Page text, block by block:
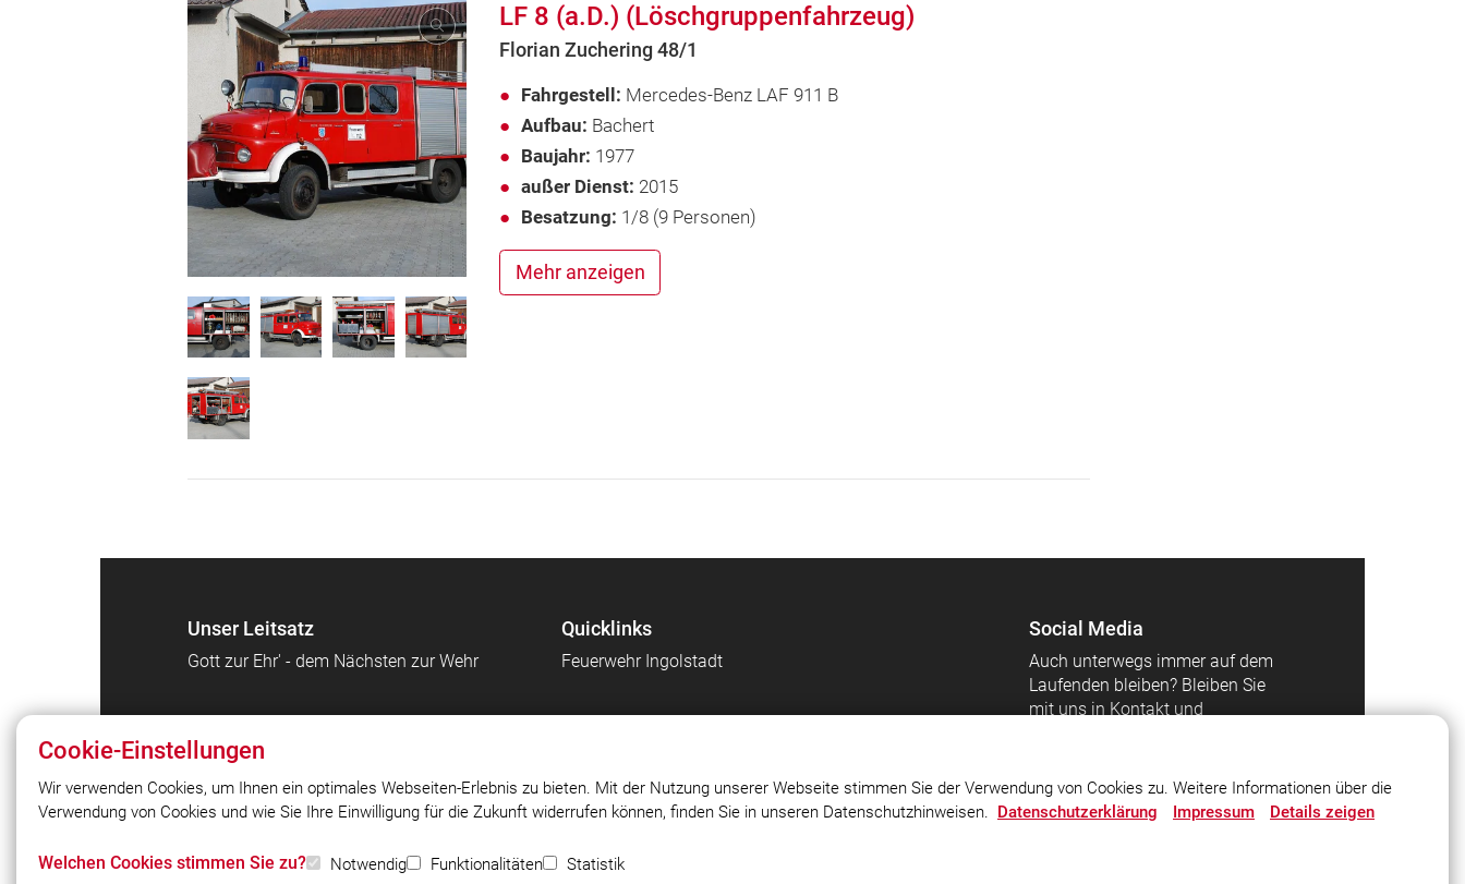
LF 8 (a.D.) (Löschgruppenfahrzeug)
Florian Zuchering 48/1
Fahrgestell: Mercedes-Benz LAF 911 B
Aufbau: Bachert
Baujahr: 1977
außer Dienst: 2015
Besatzung: 1/8 (9 Personen)
Mehr anzeigen
Unser Leitsatz
Gott zur Ehr' - dem Nächsten zur Wehr
Quicklinks
Feuerwehr Ingolstadt
Social Media
Auch unterwegs immer auf dem
Laufenden bleiben? Bleiben Sie
mit uns in Kontakt und
Zuchering e.V.
Cookie-Einstellungen
Wir verwenden Cookies, um Ihnen ein optimales Webseiten-Erlebnis zu bieten. Mit der Nutzung unserer Webseite stimmen Sie der Verwendung von Cookies zu. Weitere Informationen über die
Verwendung von Cookies und wie Sie Ihre Einwilligung für die Zukunft widerrufen können, finden Sie in unseren Datenschutzhinweisen. Datenschutzerklärung Impressum Details zeigen
Welchen Cookies stimmen Sie zu? Notwendig Funktionalitäten Statistik